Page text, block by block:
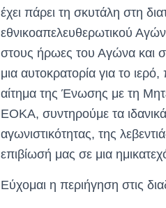
έχει πάρει τη σκυτάλη στη
εθνικοαπελευθερωτικού
στους ήρωες του Αγώνα και
μια αυτοκρατορία για το
αίτημα της Ένωσης με τη
ΕΟΚΑ, συντηρούμε τα
αγωνιστικότητας, της
επιβίωσή μας σε μια
Εύχομαι η περιήγηση στις